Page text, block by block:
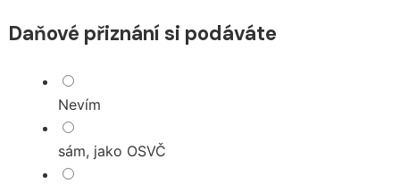
Daňové přiznání si podáváte
Nevím
sám, jako OSVČ